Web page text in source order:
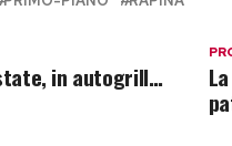
in autogrill…